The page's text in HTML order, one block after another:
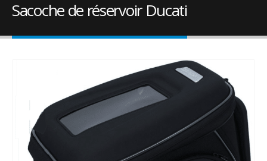
Sacoche de réservoir Ducati